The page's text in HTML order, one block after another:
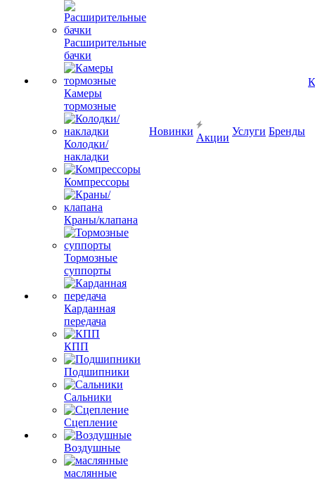
Расширительные
бачки
Камеры
тормозные
Колодки/
накладки
Компрессоры
Краны/клапана
Тормозные
суппорты
Карданная
передача
КПП
Подшипники
Сальники
Сцепление
Воздушные
маслянные
Новинки
Акции
Услуги Бренды